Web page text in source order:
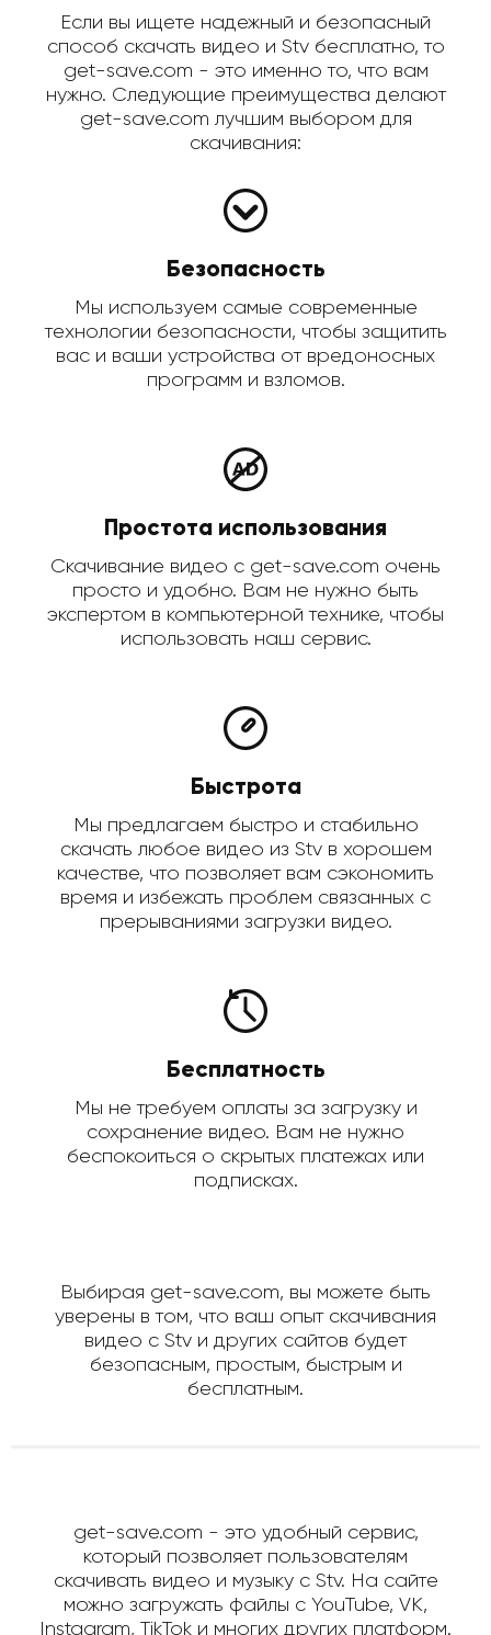
Если вы ищете надежный и безопасный
способ скачать видео и Stv бесплатно, то
get-save.com - это именно то, что вам
нужно. Следующие преимущества делают
get-save.com лучшим выбором для
скачивания:
Безопасность
Мы используем самые современные
технологии безопасности, чтобы защитить
вас и ваши устройства от вредоносных
программ и взломов.
Простота использования
Скачивание видео с get-save.com очень
просто и удобно. Вам не нужно быть
экспертом в компьютерной технике, чтобы
использовать наш сервис.
Быстрота
Мы предлагаем быстро и стабильно
скачать любое видео из Stv в хорошем
качестве, что позволяет вам сэкономить
время и избежать проблем связанных с
прерываниями загрузки видео.
Бесплатность
Мы не требуем оплаты за загрузку и
сохранение видео. Вам не нужно
беспокоиться о скрытых платежах или
подписках.
Выбирая get-save.com, вы можете быть
уверены в том, что ваш опыт скачивания
видео с Stv и других сайтов будет
безопасным, простым, быстрым и
бесплатным.
get-save.com - это удобный сервис,
который позволяет пользователям
скачивать видео и музыку с Stv. На сайте
можно загружать файлы с YouTube, VK,
Instagram, TikTok и многих других платформ.